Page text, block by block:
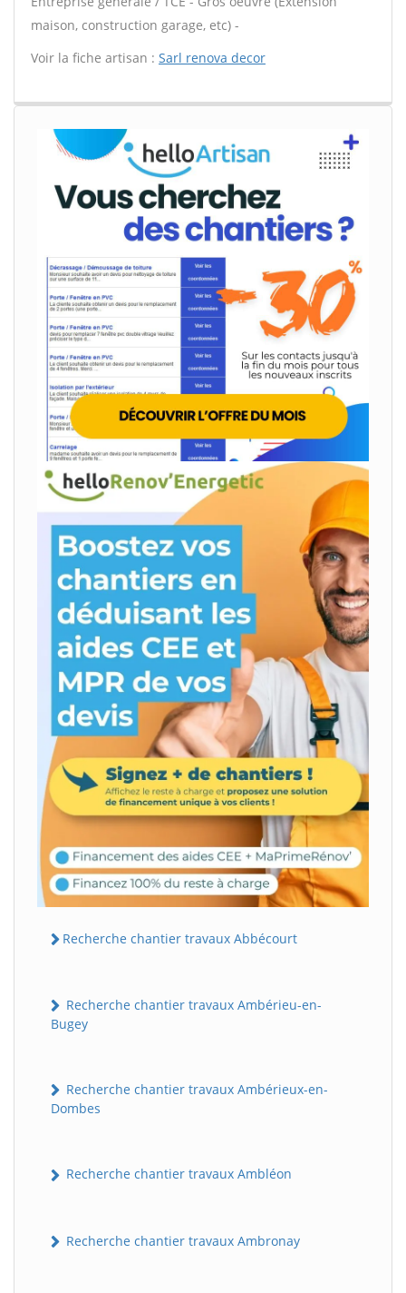
maison, construction garage, etc) -
Voir la fiche artisan : Sarl renova decor
Recherche chantier travaux Abbécourt
Recherche chantier travaux Ambérieu-en-
Bugey
Recherche chantier travaux Ambérieux-en-
Dombes
Recherche chantier travaux Ambléon
Recherche chantier travaux Ambronay